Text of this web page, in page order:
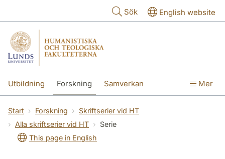
Sök English website
Utbildning Forskning Samverkan Mer
Start Forskning
Skriftserier vid HT
Alla skriftserier vid HT
Serie
This page in English